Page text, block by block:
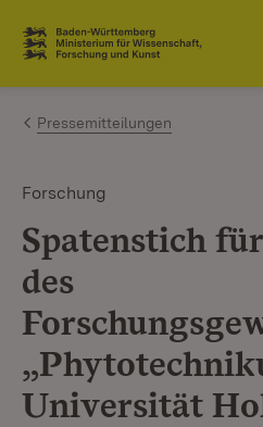
Zum Inhalt springen
Link zur Startseite
Pressemitteilungen
Forschung
Spatenstich
des
Universität